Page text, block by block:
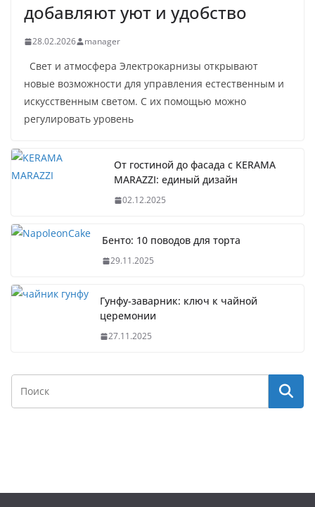
добавляют уют и удобство
28.02.2026 manager
Свет и атмосфера Электрокарнизы открывают
новые возможности для управления естественным и
искусственным светом. С их помощью можно
регулировать уровень
От гостиной до фасада с KERAMA
MARAZZI: единый дизайн
02.12.2025
Бенто: 10 поводов для торта
29.11.2025
Гунфу-заварник: ключ к чайной
церемонии
27.11.2025